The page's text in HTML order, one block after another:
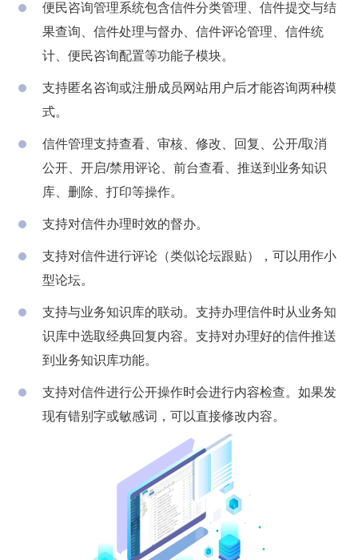
便民咨询管理系统包含信件分类管理、信件提交与结
果查询、信件处理与督办、信件评论管理、信件统
计、便民咨询配置等功能子模块。
支持匿名咨询或注册成员网站用户后才能咨询两种模
式。
信件管理支持查看、审核、修改、回复、公开/取消
公开、开启/禁用评论、前台查看、推送到业务知识
库、删除、打印等操作。
支持对信件办理时效的督办。
支持对信件进行评论（类似论坛跟贴），可以用作小
型论坛。
支持与业务知识库的联动。支持办理信件时从业务知
识库中选取经典回复内容。支持对办理好的信件推送
到业务知识库功能。
支持对信件进行公开操作时会进行内容检查。如果发
现有错别字或敏感词，可以直接修改内容。